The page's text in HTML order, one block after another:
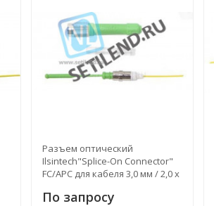
Разъем оптический
Ilsintech"Splice-On Connector"
FC/APC для кабеля 3,0 мм / 2,0 х
По запросу